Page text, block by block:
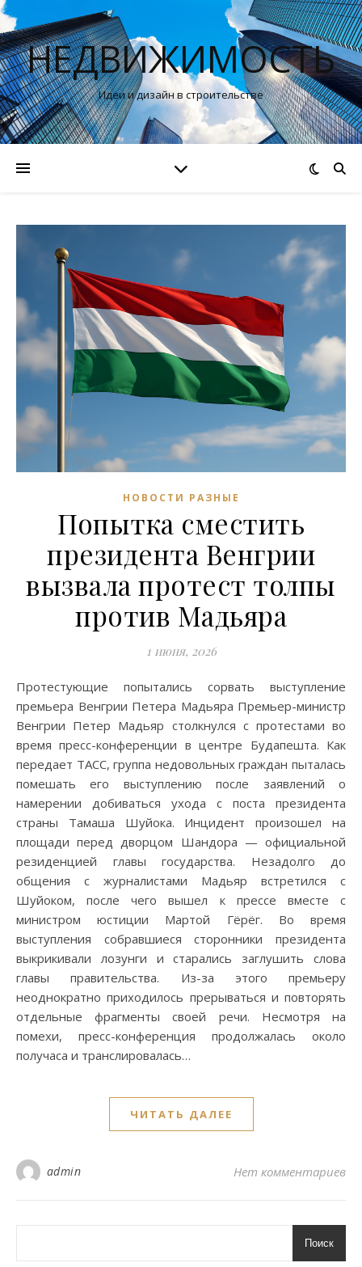
НЕДВИЖИМОСТЬ
Идеи и дизайн в строительстве
НОВОСТИ РАЗНЫЕ
Попытка сместить
президента Венгрии
вызвала протест толпы
против Мадьяра
1 июня, 2026
Протестующие попытались сорвать выступление
премьера Венгрии Петерa Мадьяра Премьер-министр
Венгрии Петер Мадьяр столкнулся с протестами во
время пресс-конференции в центре Будапешта. Как
передает ТАСС, группа недовольных граждан пыталась
помешать его выступлению после заявлений о
намерении добиваться ухода с поста президента
страны Тамаша Шуйока. Инцидент произошел на
площади перед дворцом Шандора — официальной
резиденцией главы государства. Незадолго до
общения с журналистами Мадьяр встретился с
Шуйоком, после чего вышел к прессе вместе с
министром юстиции Мартой Гёрёг. Во время
выступления собравшиеся сторонники президента
выкрикивали лозунги и старались заглушить слова
главы правительства. Из-за этого премьеру
неоднократно приходилось прерываться и повторять
отдельные фрагменты своей речи. Несмотря на
помехи, пресс-конференция продолжалась около
получаса и транслировалась…
ЧИТАТЬ ДАЛЕЕ
admin Нет комментариев
Поиск